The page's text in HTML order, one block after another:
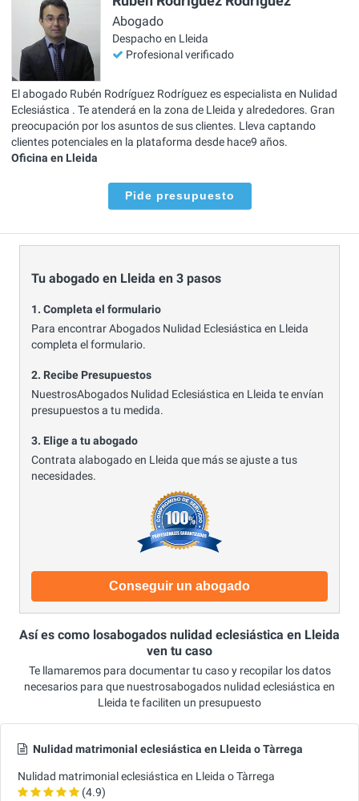
Abogado
Despacho en Lleida
Profesional verificado
El abogado Rubén Rodríguez Rodríguez es especialista en Nulidad
Eclesiástica . Te atenderá en la zona de Lleida y alrededores. Gran
preocupación por los asuntos de sus clientes. Lleva captando
clientes potenciales en la plataforma desde hace9 años.
Oficina en Lleida
Pide presupuesto
Tu abogado en Lleida en 3 pasos
1. Completa el formulario
Para encontrar Abogados Nulidad Eclesiástica en Lleida
completa el formulario.
2. Recibe Presupuestos
NuestrosAbogados Nulidad Eclesiástica en Lleida te envían
presupuestos a tu medida.
3. Elige a tu abogado
Contrata alabogado en Lleida que más se ajuste a tus
necesidades.
Conseguir un abogado
Así es como losabogados nulidad eclesiástica en Lleida
ven tu caso
Te llamaremos para documentar tu caso y recopilar los datos
necesarios para que nuestrosabogados nulidad eclesiástica en
Lleida te faciliten un presupuesto
Nulidad matrimonial eclesiástica en Lleida o Tàrrega
Nulidad matrimonial eclesiástica en Lleida o Tàrrega
(4.9)